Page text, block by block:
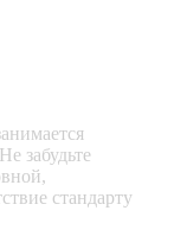
забудьте
стандарту